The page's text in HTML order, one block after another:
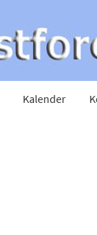
Kalender